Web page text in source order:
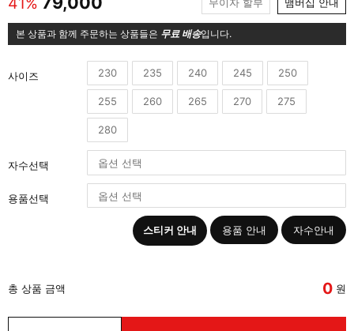
본 상품과 함께 주문하는 상품들은 무료 배송입니다.
사이즈 230 235 240 245 250
255 260 265 270 275
280
자수선택
용품선택
스티커 안내 용품 안내 자수안내
총 상품 금액 0 원